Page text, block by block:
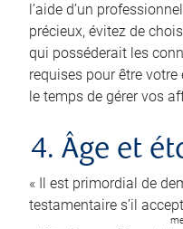
l’aide d’un
précieux, évitez de
qui posséderait les
requises pour être votre
le temps de gérer vos
4. Âge et
« Il est primordial de
testamentaire s’il